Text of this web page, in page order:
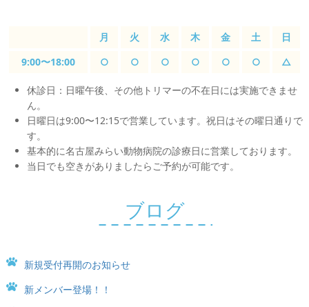
月 火 水 木 金 土
日
9:00〜18:00
○ ○ ○ ○ ○ ○ △
休診日：日曜午後、その他トリマーの不在日には実施できませ
ん。
日曜日は9:00〜12:15で営業しています。祝日はその曜日通りで
す。
基本的に名古屋みらい動物病院の診療日に営業しております。
当日でも空きがありましたらご予約が可能です。
ブログ
新規受付再開のお知らせ
新メンバー登場！！